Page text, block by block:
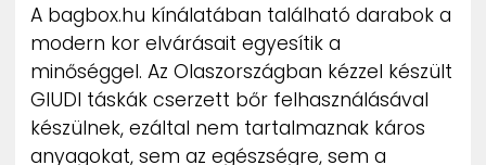
A bagbox.hu kínálatában található darabok a
modern kor elvárásait egyesítik a
minőséggel. Az Olaszországban kézzel készült
GIUDI táskák cserzett bőr felhasználásával
készülnek, ezáltal nem tartalmaznak káros
anyagokat, sem az egészségre, sem a